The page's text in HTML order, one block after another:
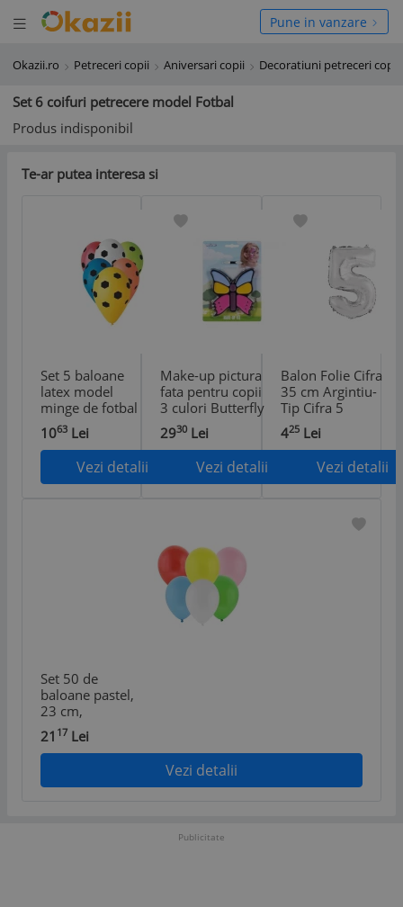
Deschide meniul
meniul Pune in vanzare
Okazii.ro Petreceri copii Aniversari copii Decoratiuni petreceri copii
Set 6 coifuri petrecere model Fotbal
Produs indisponibil
Te-ar putea interesa si
Set 5 baloane
latex model
minge de fotbal
multicolor 30 cm
1063 Lei
Vezi detalii
Make-up pictura
fata pentru copii
3 culori Butterfly
kid
2930 Lei
Vezi detalii
Balon Folie Cifra
35 cm Argintiu-
Tip Cifra 5
425Lei
Vezi detalii
Set 50 de
baloane pastel,
23 cm,
multicolor
21 17 Lei
Vezi detalii
Publicitate